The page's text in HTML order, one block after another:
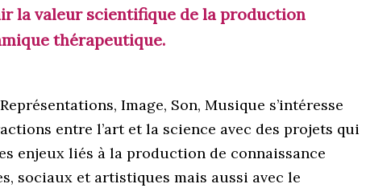
la valeur scientifique de la production
thérapeutique.
Image, Son, Musique s’intéresse
entre l’art et la science avec des projets qui
enjeux liés à la production de connaissance
sociaux et artistiques mais aussi avec le